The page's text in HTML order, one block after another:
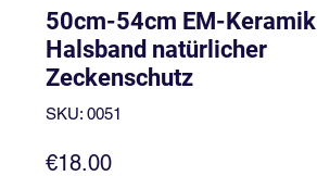
50cm-54cm EM-Keramik
Halsband natürlicher
Zeckenschutz
SKU: 0051
€18.00Price